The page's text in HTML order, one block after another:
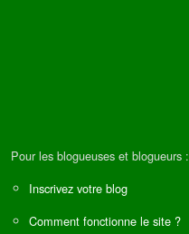
Pour les blogueuses et blogueurs :
Inscrivez votre blog
Comment fonctionne le site ?